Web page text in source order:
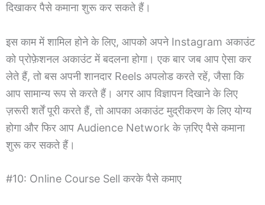
दिखाकर पैसे कमाना शुरू कर सकते हैं।
इस काम में शामिल होने के लिए, आपको अपने Instagram अकाउंट
को प्रोफ़ेशनल अकाउंट में बदलना होगा। एक बार जब आप ऐसा कर
लेते हैं, तो बस अपनी शानदार Reels अपलोड करते रहें, जैसा कि
आप सामान्य रूप से करते हैं। अगर आप विज्ञापन दिखाने के लिए
ज़रूरी शर्तें पूरी करते हैं, तो आपका अकाउंट मुद्रीकरण के लिए योग्य
होगा और फिर आप Audience Network के ज़रिए पैसे कमाना
शुरू कर सकते हैं।
#10: Online Course Sell करके पैसे कमाए